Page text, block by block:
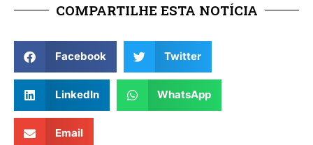
COMPARTILHE ESTA NOTÍCIA
Facebook Twitter
LinkedIn WhatsApp
Email